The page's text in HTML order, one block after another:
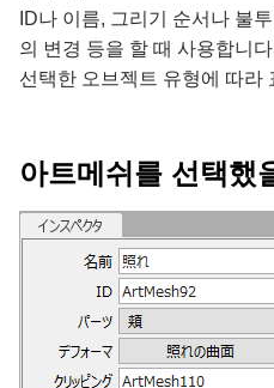
ID나 이름, 그리기 순서나 불
의 변경 등을 할 때 사용합니
선택한 오브젝트 유형에 따라
아트메쉬를 선택했